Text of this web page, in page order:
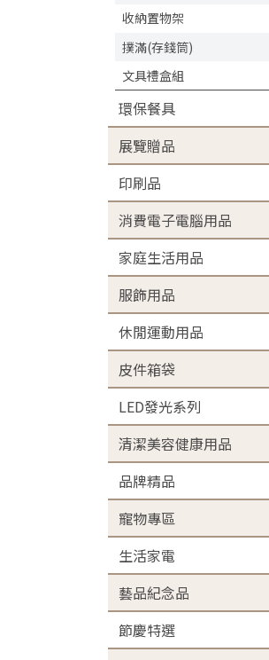
收納置物架
撲滿(存錢筒)
文具禮盒組
環保餐具
展覽贈品
印刷品
消費電子電腦用品
家庭生活用品
服飾用品
休閒運動用品
皮件箱袋
LED發光系列
清潔美容健康用品
品牌精品
寵物專區
生活家電
藝品紀念品
節慶特選